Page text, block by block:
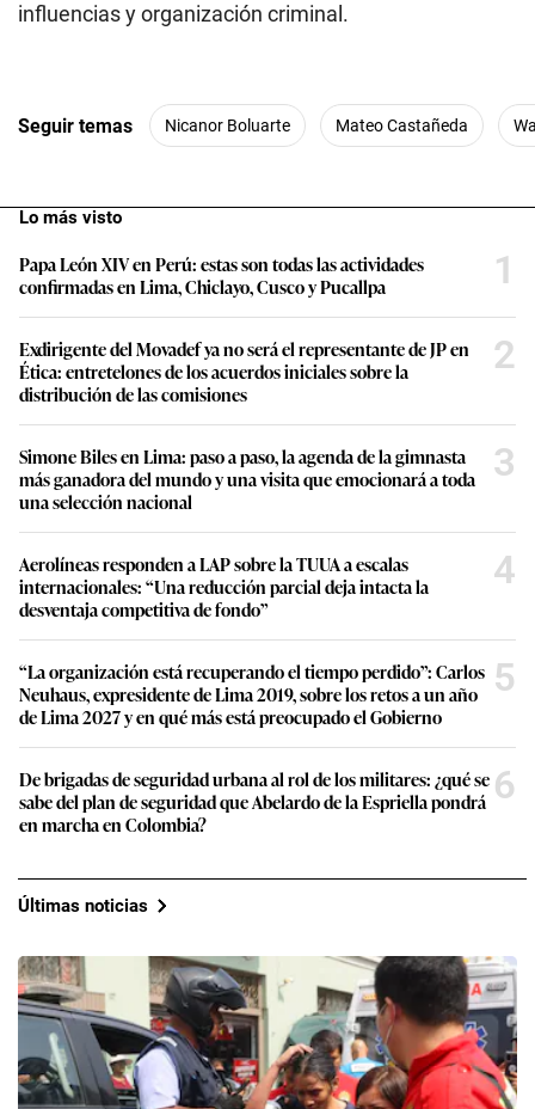
influencias y organización criminal.
Seguir temas Nicanor Boluarte Mateo Castañeda
Lo más visto
Papa León XIV en Perú: estas son todas las actividades
confirmadas en Lima, Chiclayo, Cusco y Pucallpa
1
Exdirigente del Movadef ya no será el representante de JP en
Ética: entretelones de los acuerdos iniciales sobre la
distribución de las comisiones
2
Simone Biles en Lima: paso a paso, la agenda de la gimnasta
más ganadora del mundo y una visita que emocionará a toda
una selección nacional
3
Aerolíneas responden a LAP sobre la TUUA a escalas
internacionales: “Una reducción parcial deja intacta la
desventaja competitiva de fondo”
4
“La organización está recuperando el tiempo perdido”: Carlos
Neuhaus, expresidente de Lima 2019, sobre los retos a un año
de Lima 2027 y en qué más está preocupado el Gobierno
5
De brigadas de seguridad urbana al rol de los militares: ¿qué se
sabe del plan de seguridad que Abelardo de la Espriella pondrá
en marcha en Colombia?
6
Últimas noticias